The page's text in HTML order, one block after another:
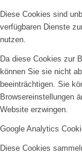
Diese Cookies sind
verfügbaren Dienste
nutzen.
Da diese Cookies zur
können Sie sie nicht
beeinträchtigen. Sie
Browsereinstellungen
Website erzwingen.
Google Analytics
Diese Cookies